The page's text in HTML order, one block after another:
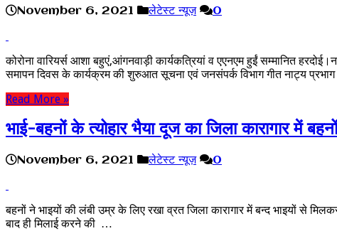
November 6, 2021 लेटेस्ट न्यूज़ 0
कोरोना वारियर्स आशा बहुएं,आंगनवाड़ी कार्यकत्रियां व एएनएम हुईं सम्मानित
समापन दिवस के कार्यक्रम की शुरुआत सूचना एवं जनसंपर्क विभाग गीत नाट्य
Read More »
भाई-बहनों के त्योहार भैया दूज का जिला कारागार में
November 6, 2021 लेटेस्ट न्यूज़ 0
बहनों ने भाइयों की लंबी उम्र के लिए रखा व्रत जिला कारागार में बन्द भाइयों से
बाद ही मिलाई करने की …